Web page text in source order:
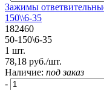
Зажимы
150\\6-35
182460
50-150\6-35
1 шт.
78,18 руб./шт.
Наличие: под заказ
-